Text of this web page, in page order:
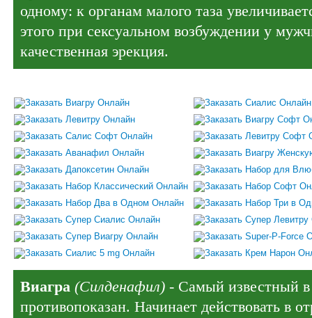
одному: к органам малого таза
этого при сексуальном возбуждении у
качественная эрекция.
Виагра (Силденафил) - Самый известный в
противопоказан. Начинает действовать в